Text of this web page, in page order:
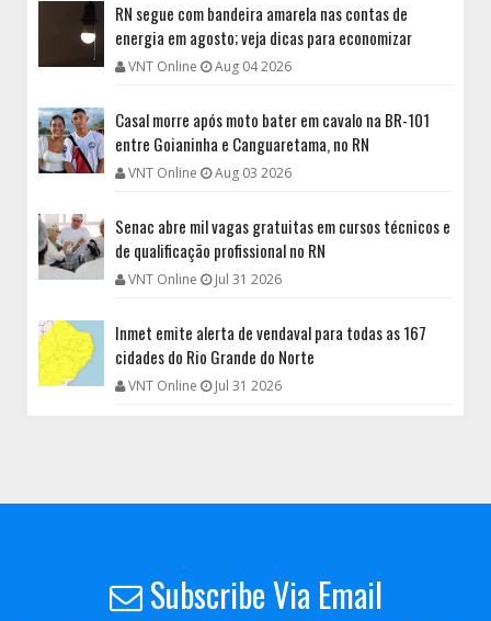
RN segue com bandeira amarela nas contas de
energia em agosto; veja dicas para economizar
VNT Online Aug 04 2026
Casal morre após moto bater em cavalo na BR-101
entre Goianinha e Canguaretama, no RN
VNT Online Aug 03 2026
Senac abre mil vagas gratuitas em cursos técnicos e
de qualificação profissional no RN
VNT Online Jul 31 2026
Inmet emite alerta de vendaval para todas as 167
cidades do Rio Grande do Norte
VNT Online Jul 31 2026
Subscribe Via Email